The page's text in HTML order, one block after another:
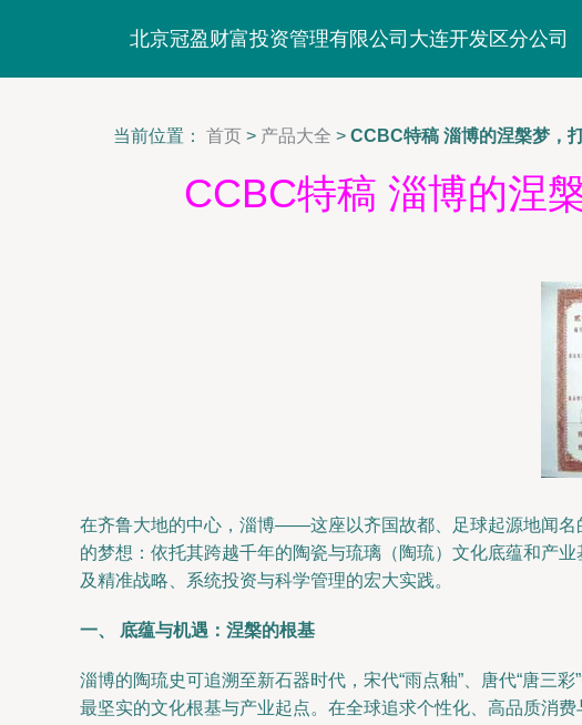
北京冠盈财富投资管理有限公司大连开发区分公司
当前位置： 首页 > 产品大全 > CCBC特稿 淄博的涅槃梦，
CCBC特稿 淄博的涅
在齐鲁大地的中心，淄博——这座以齐国故都、足球起源地闻名
的梦想：依托其跨越千年的陶瓷与琉璃（陶琉）文化底蕴和产
及精准战略、系统投资与科学管理的宏大实践。
一、 底蕴与机遇：涅槃的根基
淄博的陶琉史可追溯至新石器时代，宋代“雨点釉”、唐代“唐三
最坚实的文化根基与产业起点。在全球追求个性化、高品质消